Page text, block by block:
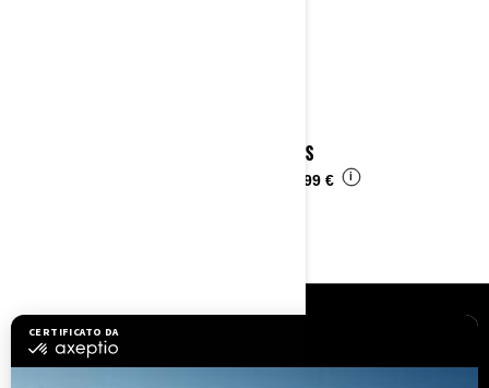
2023 DS
6.499 € i
Assistenza clienti
Richiami di sicurezza